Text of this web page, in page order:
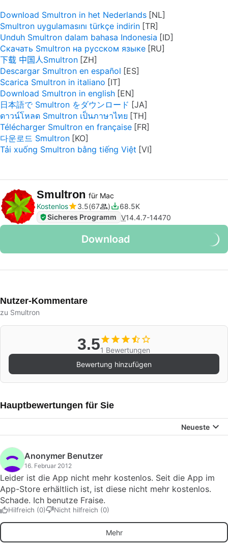
Download Smultron in het Nederlands
Smultron uygulamasını türkçe indirin
Unduh Smultron dalam bahasa Indonesia
Скачать Smultron на русском языке
下载 中国人Smultron
Descargar Smultron en español
Scarica Smultron in italiano
Download Smultron in english
日本語で Smultron をダウンロード
ดาวน์โหลด Smultron เป็นภาษาไทย
Télécharger Smultron en française
다운로드 Smultron
Tải xuống Smultron bằng tiếng Việt
Smultron für Mac
Kostenlos
3.5 67
68.5K
Sicheres Programm V14.4.7-14470
Download
Nutzer-Kommentare
zu Smultron
3.51 Bewertungen
Bewertung hinzufügen
Hauptbewertungen für Sie
Neueste
Anonymer Benutzer
16. Februar 2012
Leider ist die App nicht mehr kostenlos. Seit die App im
App-Store erhältlich ist, ist diese nicht mehr kostenlos.
Schade. Ich benutze Fraise.
Hilfreich (0) Nicht hilfreich (0)
Mehr